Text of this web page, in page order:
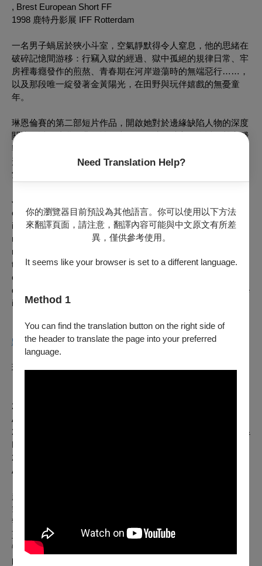
Need Translation Help?
你的瀏覽器目前預設為其他語言。你可以使用以下方法
來翻譯頁面，請注意，翻譯內容可能與中文原文有所差
異，僅供參考使用。
It seems like your browser is set to a different language.
Method 1
You can find the translation button on the right side of
the header to translate the page into your preferred
language.
, Brest European Short FF
1998 鹿特丹影展 IFF Rotterdam
一名男子蝸居於狹小斗室，空氣靜默得令人窒息，他的思緒在
破碎記憶間游移：行竊入獄的經過、獄中孤絕的規律日常、牢
房裡毒癮發作的煎熬、青春期在河岸遊蕩時的無端惡行…… ，
以及那段唯一綻發著金黃陽光，在田野與玩伴嬉戲的無憂童
年。
琳恩倫賽的第二部短片作品，開啟她對於邊緣缺陷人物的深度
關注，透過迷亂的非線性敘事、不同時間軸交互滲透的聲音殘
響，以及撫觸肌膚般的身體官能意象，描摹一名毒癮者的枯槁
形體及混亂內在，深化她一貫對創傷經驗、感知裂隙的美學探
索。
James, a gaunt recovering addict, drifts through a fragmented
existence haunted by intrusive memories of burglary,
imprisonment, and the torment of withdrawal. Confined to a
narrow room, his mind slips between present isolation and
ruptured recollections: a canal-side incident in adolescence,
the crimes that followed, and brief flashes of an innocent
childhood in sunlit fields. Lynne Ramsay's second short film
deploys a non-linear structure, layered soundscape, and tactile
imagery to depict the disintegrating inner state of a lonely soul.
默文卡拉 Morvern Callar
琳恩倫賽 Lynne RAMSAY｜英國 UK、加拿大 Canada｜2002
2002 坎城影展導演雙週CICAE獎、青年評審團獎 CICAE
Award & Award of the Youth, Directors' Fortnight
2002 英國獨立電影獎最佳女演員、技術成就獎 Best Actress &
Best Technical Achievement, British Independent Film Awards
2002 歐洲電影獎最佳女演員、攝影提名 Nominated for Best
Actress & Best Cinematographer, European Film Awards
超市女店員
筆存款、一捲錄音帶，和一份未出版的小說書稿。她沒有報
警，反而冷靜清理好現場，並在小說作者欄寫下自己名字後寄
至出版社，一段屬於她的旅程就此展開。她與閨蜜逃離寒冷陰
鬱的蘇格蘭，遠赴陽光炙熱的西班牙海岸。遊走於斷裂而陌生
的風景時，她開始理解一切空虛的根源，以及那份渴望放逐的